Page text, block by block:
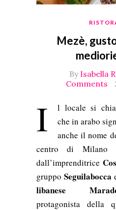
Mezè,
By Isabella
Comments
I l locale si
che in arabo
anche il nome
centro di Milano
dall’imprenditrice
gruppo Seguilabocca
libanese
protagonista della